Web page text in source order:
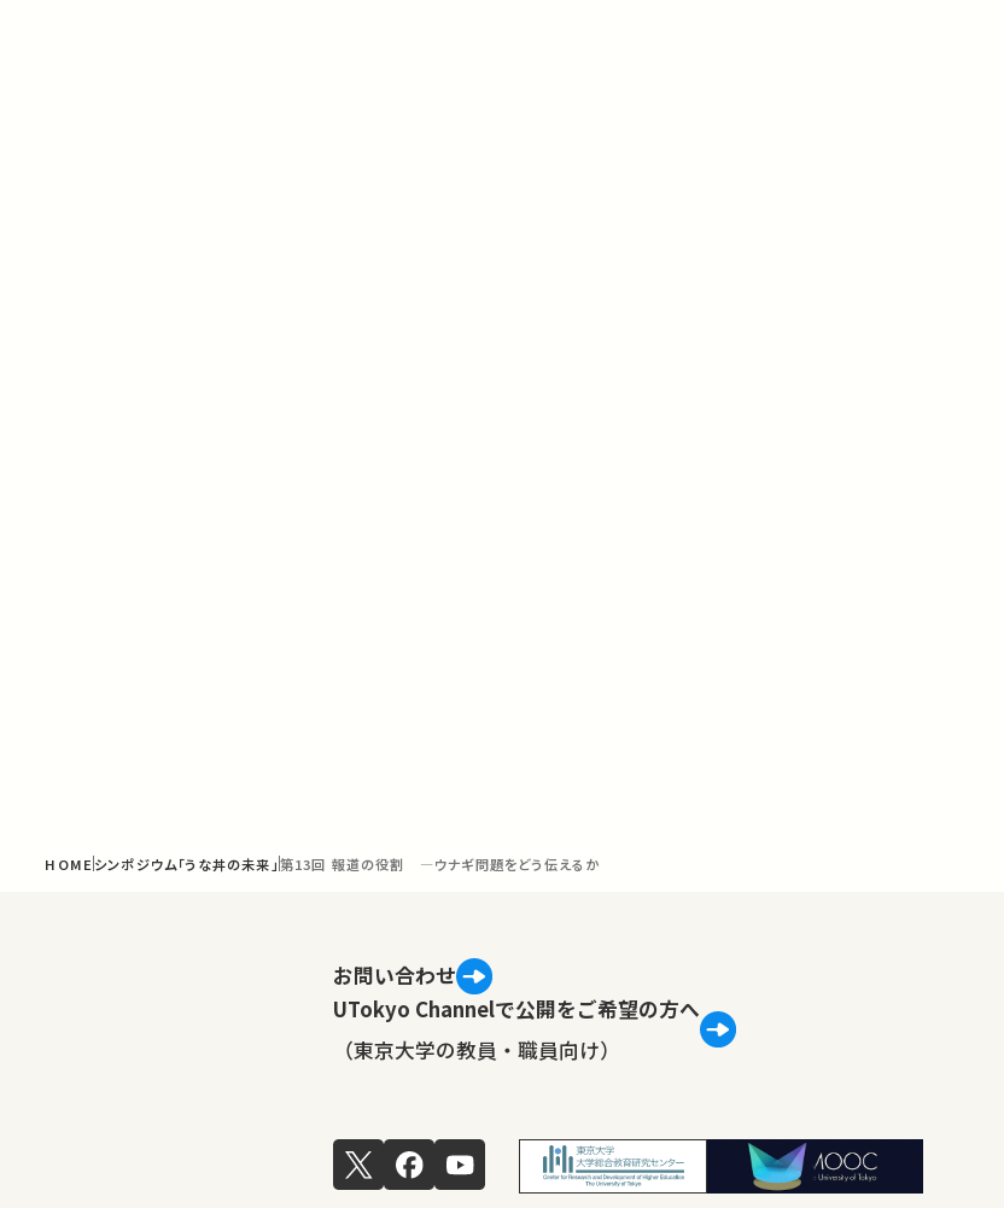
HOME シンポジウム「うな丼の未来」第13回 報道の役割 ―ウナギ問題をどう伝えるか
お問い合わせ
UTokyo Channelで公開をご希望の方へ
（東京大学の教員・職員向け）